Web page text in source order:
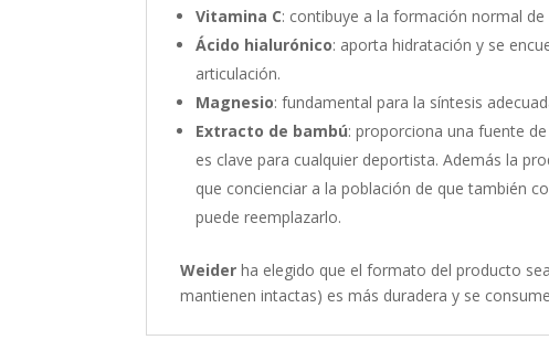
Vitamina C: contibuye a la formación normal
Ácido hialurónico: aporta hidratación y se
articulación.
Magnesio: fundamental para la síntesis
Extracto de bambú: proporciona una fuente
es clave para cualquier deportista. Además la
que concienciar a la población de que también
puede reemplazarlo.
Weider ha elegido que el formato del producto
mantienen intactas) es más duradera y se